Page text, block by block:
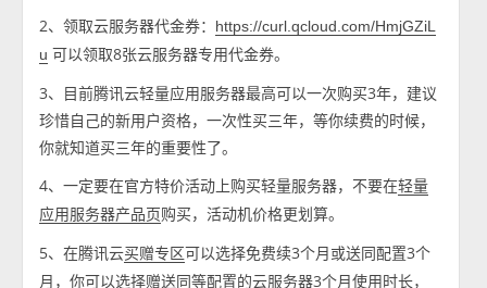
2、领取云服务器代金券：
https://curl.qcloud.com/HmjGZiL
u 可以领取8张云服务器专用代金券。
3、目前腾讯云轻量应用服务器最高可以一次购买3年，建议
珍惜自己的新用户资格，一次性买三年，等你续费的时候，
你就知道买三年的重要性了。
4、一定要在官方特价活动上购买轻量服务器，不要在轻量
应用服务器产品页购买，活动机价格更划算。
5、在腾讯云买赠专区可以选择免费续3个月或送同配置3个
月，你可以选择赠送同等配置的云服务器3个月使用时长，